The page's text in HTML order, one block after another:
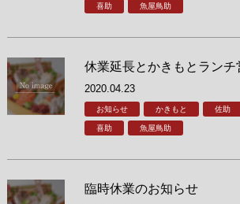
喜助 魚屋鳥助
休業延長とかきもとラン
2020.04.23
お知らせ かきもと 佐助
喜助 魚屋鳥助
臨時休業のお知らせ